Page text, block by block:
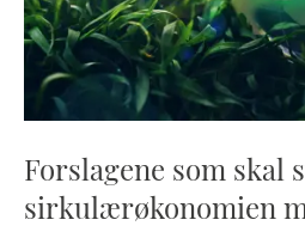
Forslagene som skal
sirkulærøkonomien